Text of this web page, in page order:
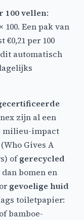
100 vellen:
Een pak van
€0,21 per 100
automatisch
zijn al een
milieu-impact
(Who Gives A
ofgerecycled
bomen en
gevoelige huid
toiletpapier:
bamboe-